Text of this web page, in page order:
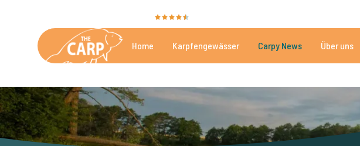
Home Karpfengewässer Carpy News Über uns